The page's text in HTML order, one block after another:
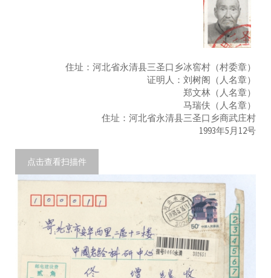
住址：河北省永清县三圣口乡冰窖村（村委章）
证明人：刘树阁（人名章）
郑文林（人名章）
马瑞伕（人名章）
住址：河北省永清县三圣口乡商武庄村
1993年5月12号